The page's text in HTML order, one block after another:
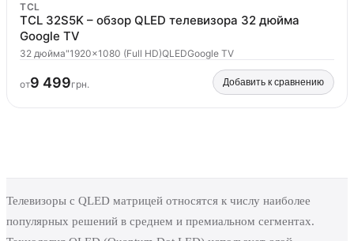
TCL
TCL 32S5K – обзор QLED телевизора 32 дюйма
Google TV
32 дюйма"1920x1080 (Full HD)QLEDGoogle TV
от9 499грн. Добавить к сравнению
Телевизоры с QLED матрицей относятся к числу наиболее
популярных решений в среднем и премиальном сегментах.